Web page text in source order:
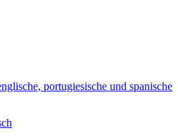
portugiesische und spanische